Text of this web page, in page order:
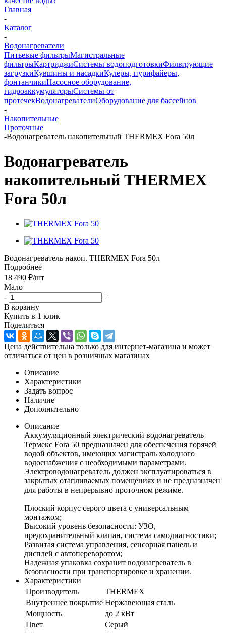
Главная
-
Каталог
-
Водонагреватели
Питьевые фильтрыМагистральные
фильтрыКартриджиСистемы водоподготовкиФильтрующие
загрузкиКувшины и насадкиКулеры, пурифайеры,
фонтанчикиНасосное оборудование,
гидроаккумуляторыСистемы от
протечекВодонагревателиОборудование для бассейнов
-
Накопительные
Проточные
-Водонагреватель накопительный THERMEX Fora 50л
Водонагреватель
накопительный THERMEX
Fora 50л
Водонагреватель накоп. THERMEX Fora 50л
Подробнее
18 490 ₽/шт
Мало
-
+
В корзину
Купить в 1 клик
Поделиться
Цена действительна только для интернет-магазина и может
отличаться от цен в розничных магазинах
Описание
Характеристики
Задать вопрос
Наличие
Дополнительно
Описание
Аккумуляционный электрический водонагреватель
Термекс Fora 50 предназначен для обеспечения горячей
водой объектов, имеющих магистраль холодного
водоснабжения с необходимыми параметрами.
Электроводонагреватель должен эксплуатироваться в
закрытых отапливаемых помещениях и не предназначен
для работы в непрерывно проточном режиме.
Плоский корпус серого цвета с универсальным
монтажом;
Высокий уровень безопасности: УЗО,
предохранительный клапан, система самодиагностики;
Развитая система управления, сенсорная панель и
дисплей с автопереворотом;
Надежная упаковка сохранит водонагреватель в
безопасности при транспортировке и хранении.
Характеристики
Производитель
THERMEX
Внутреннее покрытие Нержавеющая сталь
Мощность
до 2 кВт
Цвет
Серый